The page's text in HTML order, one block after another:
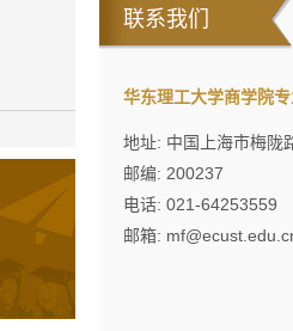
联系我们
华东理工大学商学院
地址: 中国上海市梅陇
邮编: 200237
电话: 021-64253559
邮箱: